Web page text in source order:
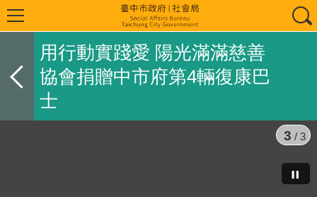
用行動實踐愛 陽光滿滿慈善
協會捐贈中市府第4輛復康巴
士
1 / 3